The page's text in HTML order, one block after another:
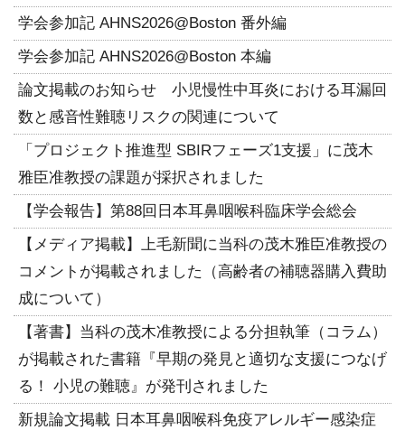
学会参加記 AHNS2026@Boston 番外編
学会参加記 AHNS2026@Boston 本編
論文掲載のお知らせ 小児慢性中耳炎における耳漏回
数と感音性難聴リスクの関連について
「プロジェクト推進型 SBIRフェーズ1支援」に茂木
雅臣准教授の課題が採択されました
【学会報告】第88回日本耳鼻咽喉科臨床学会総会
【メディア掲載】上毛新聞に当科の茂木雅臣准教授の
コメントが掲載されました（高齢者の補聴器購入費助
成について）
【著書】当科の茂木准教授による分担執筆（コラム）
が掲載された書籍『早期の発見と適切な支援につなげ
る！ 小児の難聴』が発刊されました
新規論文掲載 日本耳鼻咽喉科免疫アレルギー感染症